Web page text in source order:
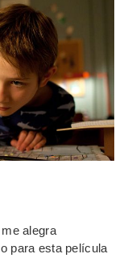
alegra
para esta película